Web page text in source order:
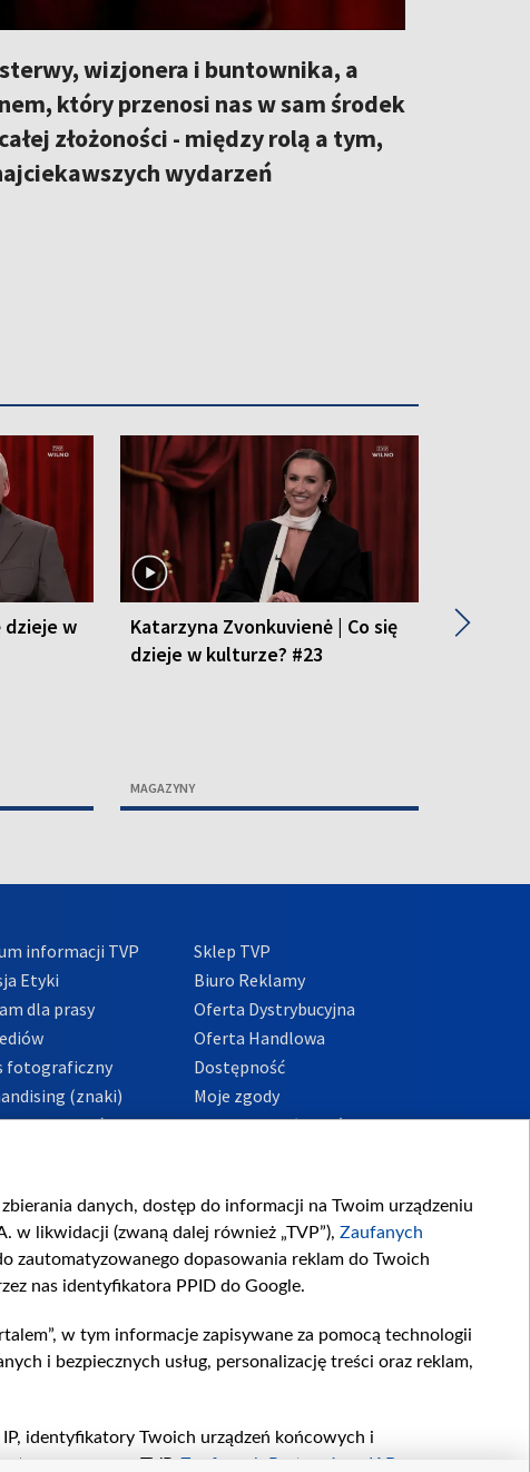
wizjonera i buntownika, a
który przenosi nas w sam środek
złożoności - między rolą a tym,
wydarzeń
dzieje w
Katarzyna Zvonkuvienė | Co się
dzieje w kulturze? #23
MAGAZYNY
Piotr
▶
informacji TVP
Etyki
dla prasy
fotograficzny
(znaki)
Prywatności
Sklep TVP
Biuro Reklamy
Oferta Dystrybucyjna
Oferta Handlowa
Dostępność
Moje zgody
Procedura zgłoszeń
danych, dostęp do informacji na Twoim urządzeniu
w likwidacji (zwaną dalej również „TVP”), Zaufanych
zautomatyzowanego dopasowania reklam do Twoich
nas identyfikatora PPID do Google.
w tym informacje zapisywane za pomocą technologii
i bezpiecznych usług, personalizację treści oraz reklam,
identyfikatory Twoich urządzeń końcowych i
przez TVP, Zaufanych Partnerów z IAB